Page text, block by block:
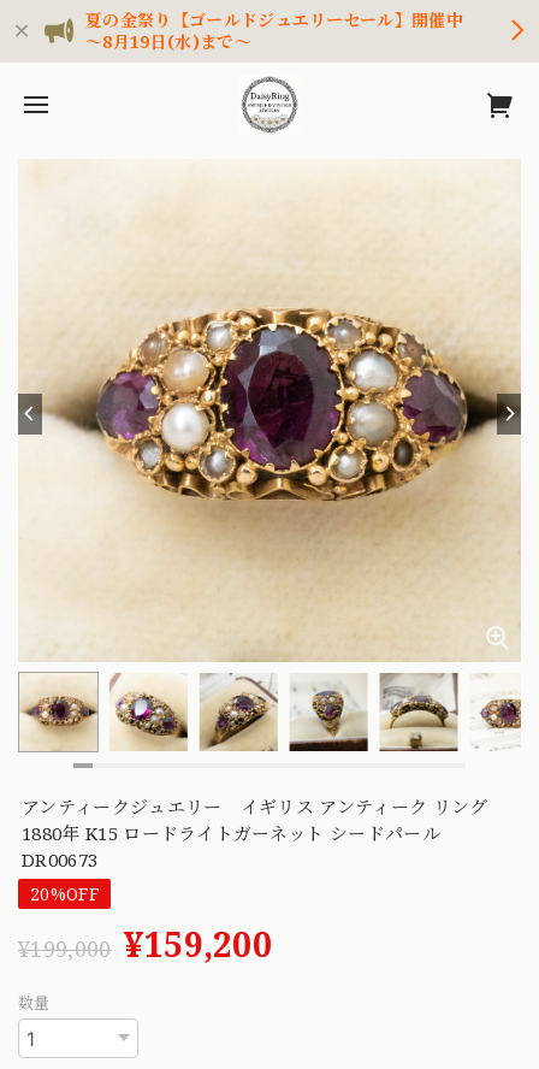
夏の金祭り【ゴールドジュエリーセール】開催中
～8月19日(水)まで～
アンティークジュエリー イギリス アンティーク リング
1880年 K15 ロードライトガーネット シードパール
DR00673
20%OFF
¥199,000 ¥159,200
数量